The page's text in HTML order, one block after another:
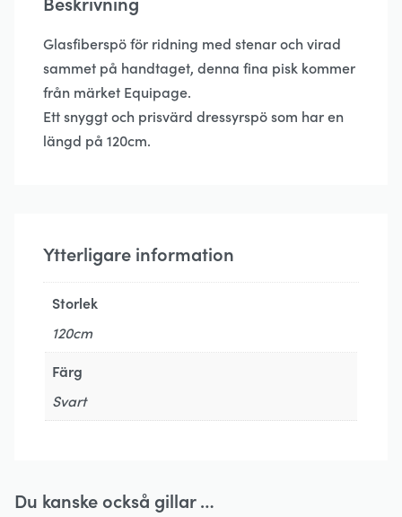
Glasfiberspö för ridning med stenar och virad
sammet på handtaget, denna fina pisk kommer
från märket Equipage.
Ett snyggt och prisvärd dressyrspö som har en
längd på 120cm.
Ytterligare information
Storlek
120cm
Färg
Svart
Du kanske också gillar …